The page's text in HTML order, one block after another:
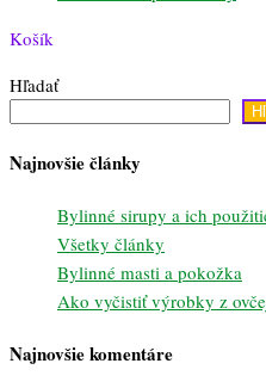
Košík
Hľadať
Najnovšie články
Bylinné sirupy a ich
Všetky články
Bylinné masti a pokožka
Ako vyčistiť výrobky z
Najnovšie komentáre